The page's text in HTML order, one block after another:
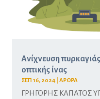
Ανίχνευση
οπτικής ίνας
ΣΕΠ 16, 2024| ΑΡΘΡΑ
ΓΡΗΓΟΡΗΣ ΚΑΠΑΤΟΣ